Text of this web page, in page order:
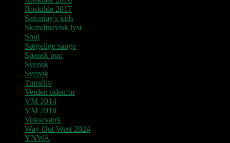
Roskilde 2017
Saturday's kids
Skandinavisk lyst
Soul
Sørgelige sange
Spansk pop
Svensk
Svensk
Turnéliv
Verden udenfor
VM 2014
VM 2018
Vokseværk
Way Out West 2024
YNWA